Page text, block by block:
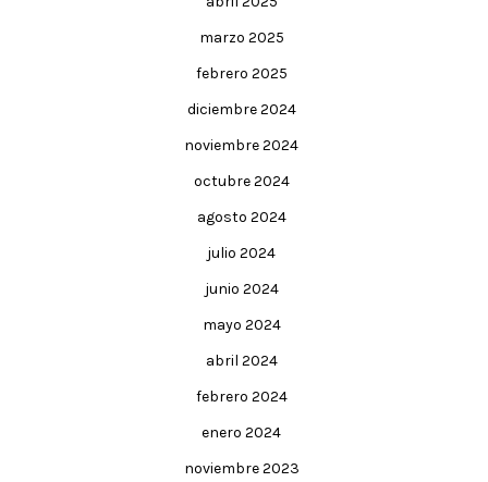
marzo 2025
febrero 2025
diciembre 2024
noviembre 2024
octubre 2024
agosto 2024
julio 2024
junio 2024
mayo 2024
abril 2024
febrero 2024
enero 2024
noviembre 2023